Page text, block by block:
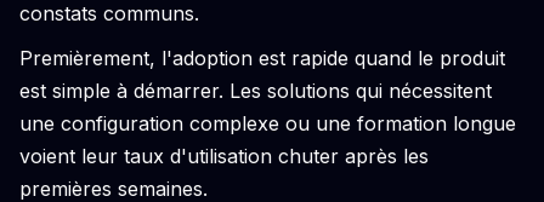
constats communs.
Premièrement, l'adoption est rapide quand le produit
est simple à démarrer. Les solutions qui nécessitent
une configuration complexe ou une formation longue
voient leur taux d'utilisation chuter après les
premières semaines.